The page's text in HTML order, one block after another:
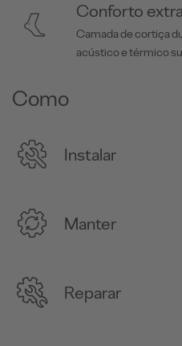
Conforto extra
Camada de cortiça
acústico e térmico
Como
Instalar
Manter
Reparar